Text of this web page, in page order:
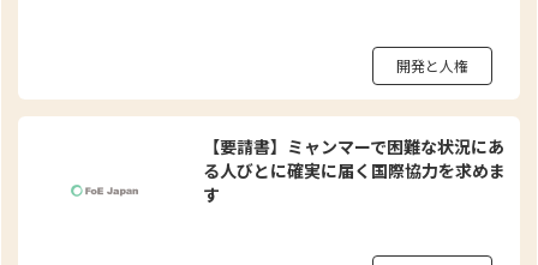
開発と人権
【要請書】ミャンマーで困難な状況にあ
る人びとに確実に届く国際協力を求めま
す